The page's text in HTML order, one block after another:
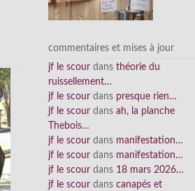
commentaires et mises à jour
jf le scour dans théorie du
ruissellement…
jf le scour dans presque rien…
jf le scour dans ah, la planche
Thebois…
jf le scour dans manifestation…
jf le scour dans manifestation…
jf le scour dans 18 mars 2026…
jf le scour dans canapés et